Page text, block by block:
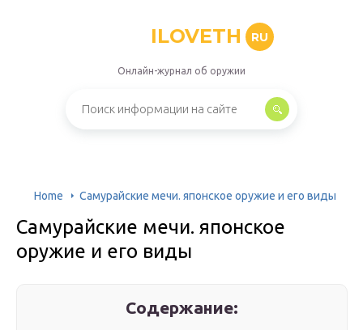
ILOVETH RU
Онлайн-журнал об оружии
Home Самурайские мечи. японское оружие и его виды
Самурайские мечи. японское
оружие и его виды
Содержание: